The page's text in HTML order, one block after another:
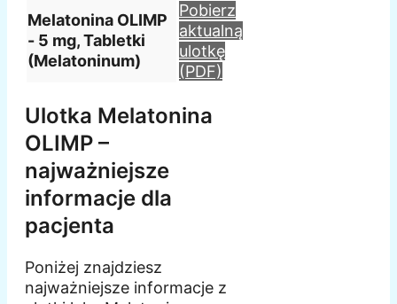
Melatonina OLIMP
- 5 mg, Tabletki
(Melatoninum)
Pobierz
aktualną
ulotkę
(PDF)
Ulotka Melatonina
OLIMP –
najważniejsze
informacje dla
pacjenta
Poniżej znajdziesz
najważniejsze informacje z